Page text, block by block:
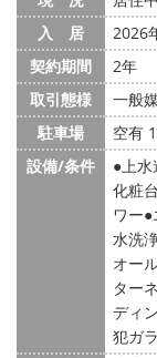
入 居
2026
契約期間
2年
取引態様
一般
駐車場
空有
設備/条件
上水
化粧台
ワー
水洗
オー
ター
ディ
犯ガ